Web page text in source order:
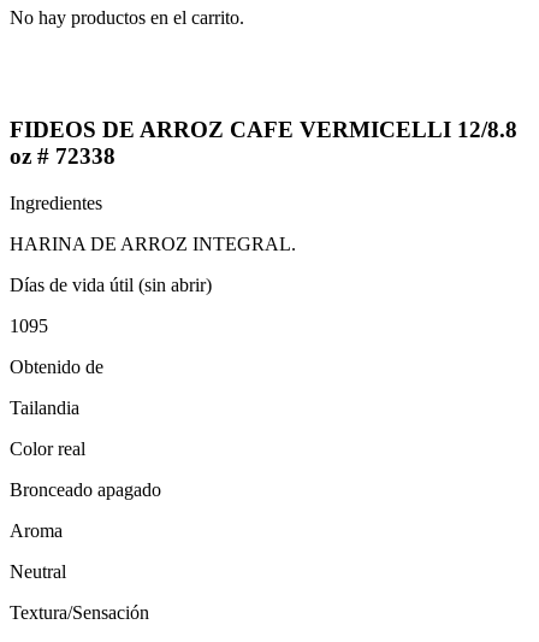
No hay productos en el carrito.
FIDEOS DE ARROZ CAFE VERMICELLI 12/8.8
oz # 72338
Ingredientes
HARINA DE ARROZ INTEGRAL.
Días de vida útil (sin abrir)
1095
Obtenido de
Tailandia
Color real
Bronceado apagado
Aroma
Neutral
Textura/Sensación